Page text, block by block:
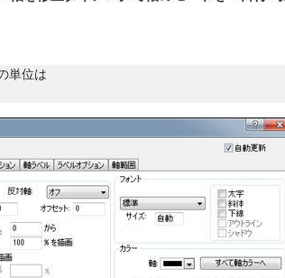
単位は